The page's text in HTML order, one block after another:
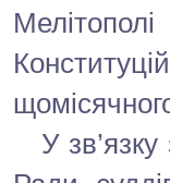
У зв’язку